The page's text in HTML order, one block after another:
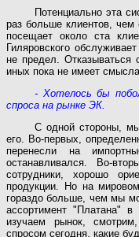
Потенциально эта
раз больше клиентов,
посещает около ста
Гиляровского
не предел. Отказываться
иных пока не имеет
- Хотелось бы
спроса на рынке ЭК.
С одной стороны,
его. Во-первых,
перенесли на
останавливался. Во-
сотрудники, хорошо
продукции. Но на
гораздо больше, чем мы
ассортимент "Платана"
изучаем рынок,
спросом сегодня, какие